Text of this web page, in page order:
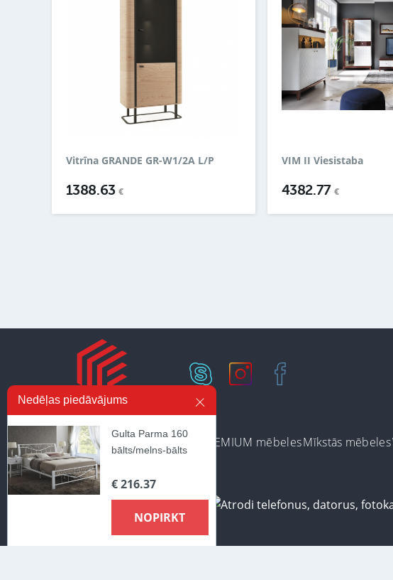
Vitrīna GRANDE GR-W1/2A L/P
1388.63€
VIM II Viesistaba
4382.77€
Ir noliktavā Preču kategorijas PREMIUM mēbelesMīkstās mēbeles
Nedēļas piedāvājums
Gulta Parma 160
bālts/melns-bālts
€ 216.37
NOPIRKT